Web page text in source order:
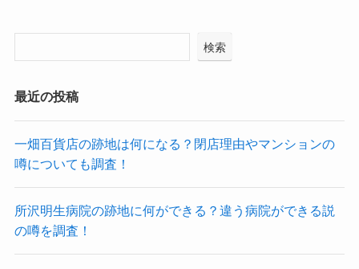
検索
最近の投稿
一畑百貨店の跡地は何になる？閉店理由やマンションの
噂についても調査！
所沢明生病院の跡地に何ができる？違う病院ができる説
の噂を調査！